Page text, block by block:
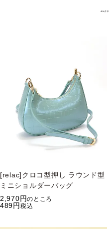
404件中
[relac]クロコ型押し ラウンド型
ミニショルダーバッグ
2,970
のところ
489 税込